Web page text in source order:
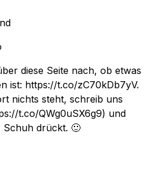
diese Seite nach, ob etwas
ist: https://t.co/zC70kDb7yV.
nichts steht, schreib uns
t.co/QWg0uSX6g9) und
drückt. 🙂